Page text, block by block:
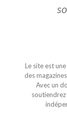
Le site est
des
Avec un